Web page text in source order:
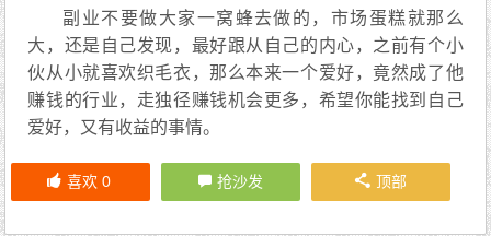
副业不要做大家一窝蜂去做的，市场蛋糕就那么
大，还是自己发现，最好跟从自己的内心，之前有个小
伙从小就喜欢织毛衣，那么本来一个爱好，竟然成了他
赚钱的行业，走独径赚钱机会更多，希望你能找到自己
爱好，又有收益的事情。
喜欢 0 抢沙发 顶部